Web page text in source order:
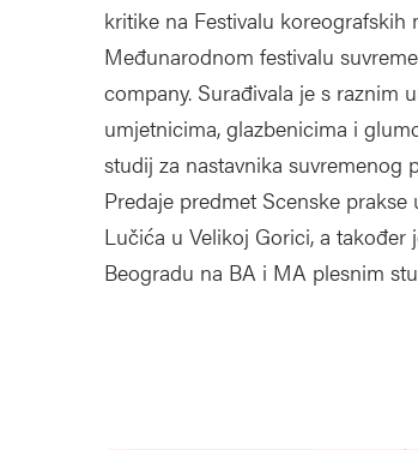
kritike na Festivalu koreografskih
Međunarodnom festivalu
company. Surađivala je s raznim
umjetnicima, glazbenicima i
studij za nastavnika suvremenog
Predaje predmet Scenske
Lučića u Velikoj Gorici, a
Beogradu na BA i MA plesnim